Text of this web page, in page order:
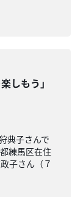
しもう」
典子さんで
練馬区在住
子さん（７